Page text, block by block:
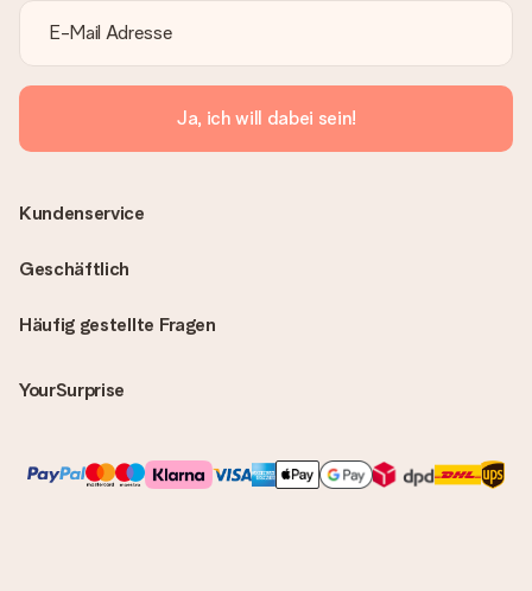
Ja, ich will dabei sein!
Häufig gestellte Fragen
YourSurprise
Kundenservice
Geschäftlich